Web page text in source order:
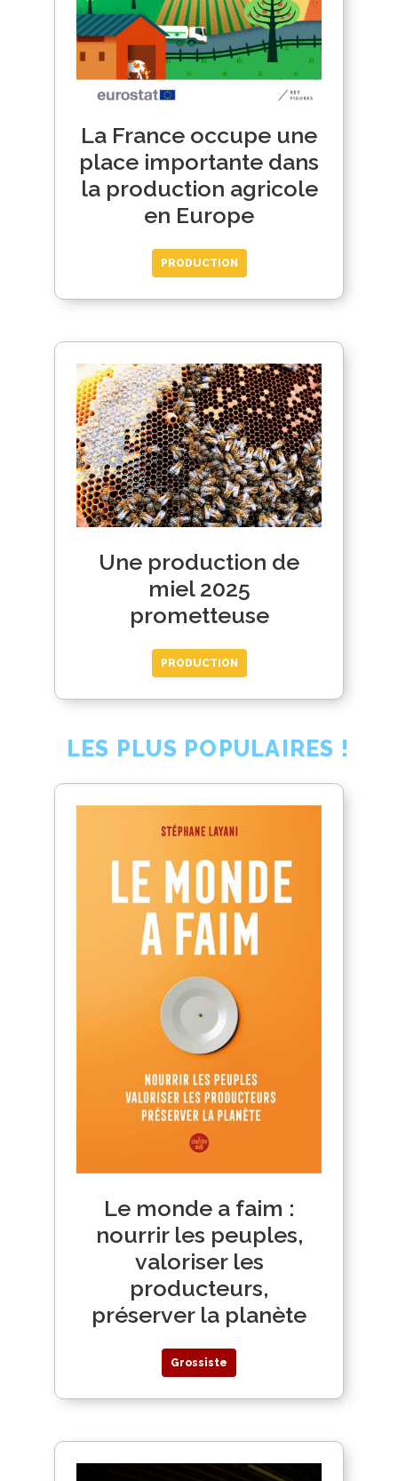
La France occupe une
place importante dans
la production agricole
en Europe
PRODUCTION
Une production de
miel 2025
prometteuse
PRODUCTION
LES PLUS POPULAIRES !
Le monde a faim :
nourrir les peuples,
valoriser les
producteurs,
préserver la planète
Grossiste